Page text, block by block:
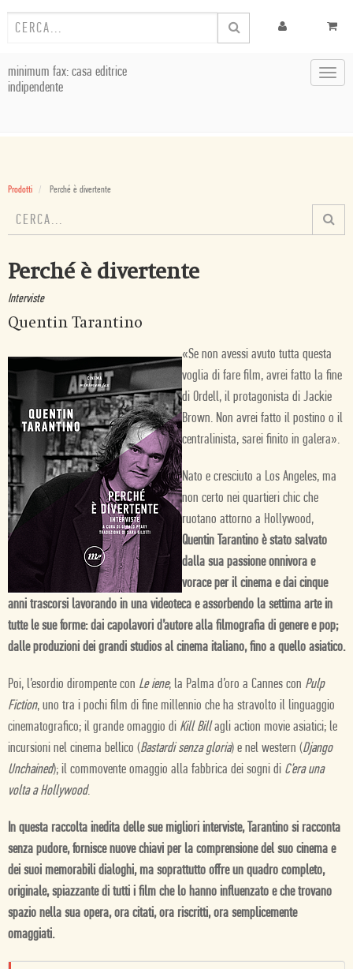
minimum fax: casa editrice
indipendente
Prodotti Perché è divertente
Perché è divertente
Interviste
Quentin Tarantino
«Se non avessi avuto tutta questa
voglia di fare film, avrei fatto la fine
di Ordell, il protagonista di Jackie
Brown. Non avrei fatto il postino o il
centralinista, sarei finito in galera».
Nato e cresciuto a Los Angeles, ma
non certo nei quartieri chic che
ruotano attorno a Hollywood,
Quentin Tarantino è stato salvato
dalla sua passione onnivora e
vorace per il cinema e dai cinque
anni trascorsi lavorando in una videoteca e assorbendo la settima arte in
tutte le sue forme: dai capolavori d’autore alla filmografia di genere e pop;
dalle produzioni dei grandi studios al cinema italiano, fino a quello asiatico.
Poi, l’esordio dirompente con Le iene; la Palma d’oro a Cannes con Pulp
Fiction, uno tra i pochi film di fine millennio che ha stravolto il linguaggio
cinematografico; il grande omaggio di Kill Billagli action movie asiatici; le
incursioni nel cinema bellico (Bastardi senza gloria) e nel western (Django
Unchained); il commovente omaggio alla fabbrica dei sogni di C’era una
volta a Hollywood.
In questa raccolta inedita delle sue migliori interviste, Tarantino si racconta
senza pudore, fornisce nuove chiavi per la comprensione del suo cinema e
dei suoi memorabili dialoghi, ma soprattutto offre un quadro completo,
originale, spiazzante di tutti i film che lo hanno influenzato e che trovano
spazio nella sua opera, ora citati, ora riscritti, ora semplicemente
omaggiati.